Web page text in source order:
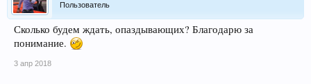
Пользователь
Сколько будем ждать, опаздывающих? Благодарю за
понимание.
3 апр 2018